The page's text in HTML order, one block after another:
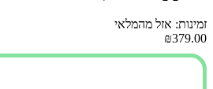
זמינות: אזל מהמלאי
₪379.00